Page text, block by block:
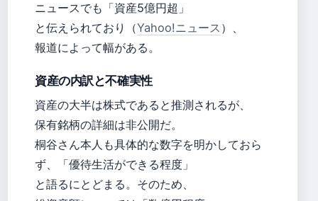
ニュースでも「資産5億円超」
と伝えられており（Yahoo!ニュース ）、
報道によって幅がある。
資産の内訳と不確実性
資産の大半は株式であると推測されるが、
保有銘柄の詳細は非公開だ。
桐谷さん本人も具体的な数字を明かしておら
ず、「優待生活ができる程度」
と語るにとどまる。そのため、